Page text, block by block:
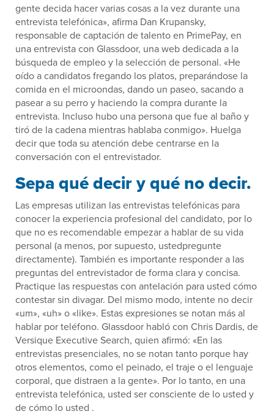
gente decida hacer varias cosas a la vez durante una
entrevista telefónica», afirma Dan Krupansky,
responsable de captación de talento en PrimePay, en
una entrevista con Glassdoor, una web dedicada a la
búsqueda de empleo y la selección de personal. «He
oído a candidatos fregando los platos, preparándose la
comida en el microondas, dando un paseo, sacando a
pasear a su perro y haciendo la compra durante la
entrevista. Incluso hubo una persona que fue al baño y
tiró de la cadena mientras hablaba conmigo». Huelga
decir que toda su atención debe centrarse en la
conversación con el entrevistador.
Sepa qué decir y qué no decir.
Las empresas utilizan las entrevistas telefónicas para
conocer la experiencia profesional del candidato, por lo
que no es recomendable empezar a hablar de su vida
personal (a menos, por supuesto, ustedpregunte
directamente). También es importante responder a las
preguntas del entrevistador de forma clara y concisa.
Practique las respuestas con antelación para usted cómo
contestar sin divagar. Del mismo modo, intente no decir
«um», «uh» o «like». Estas expresiones se notan más al
hablar por teléfono. Glassdoor habló con Chris Dardis, de
Versique Executive Search, quien afirmó: «En las
entrevistas presenciales, no se notan tanto porque hay
otros elementos, como el peinado, el traje o el lenguaje
corporal, que distraen a la gente». Por lo tanto, en una
entrevista telefónica, usted ser consciente de lo usted y
de cómo lo usted .